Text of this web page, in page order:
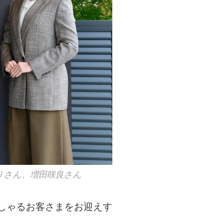
さん、増田咲良さん
るお客さまをお迎えす